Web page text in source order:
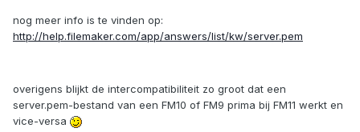
nog meer info is te vinden op:
http://help.filemaker.com/app/answers/list/kw/server.pem
overigens blijkt de intercompatibiliteit zo groot dat een
server.pem-bestand van een FM10 of FM9 prima bij FM11 werkt en
vice-versa